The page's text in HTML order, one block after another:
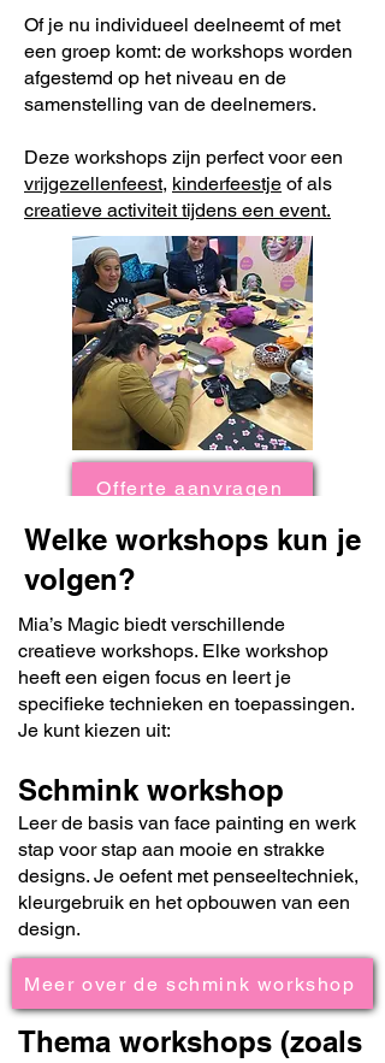
Of je nu individueel deelneemt of met
een groep komt: de workshops worden
afgestemd op het niveau en de
samenstelling van de deelnemers.
Deze workshops zijn perfect voor een
vrijgezellenfeest, kinderfeestje of als
creatieve activiteit tijdens een event.
Offerte aanvragen
Welke workshops kun je
volgen?
Mia’s Magic biedt verschillende
creatieve workshops. Elke workshop
heeft een eigen focus en leert je
specifieke technieken en toepassingen.
Je kunt kiezen uit:
Schmink workshop
Leer de basis van face painting en werk
stap voor stap aan mooie en strakke
designs. Je oefent met penseeltechniek,
kleurgebruik en het opbouwen van een
design.
Thema workshops (zoals
Meer over de schmink workshop